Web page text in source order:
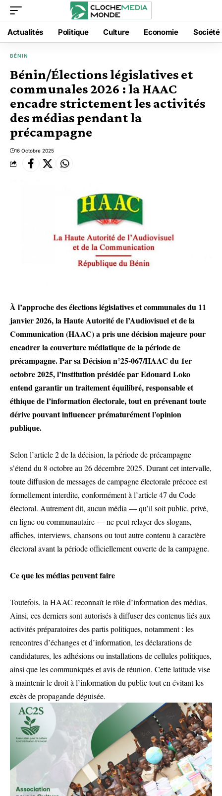
Actualités Politique Culture Economie Société
BÉNIN
Bénin/Élections législatives et
communales 2026 : la HAAC
encadre strictement les activités
des médias pendant la
précampagne
16 Octobre 2025
À l’approche des élections législatives et communales du 11
janvier 2026, la Haute Autorité de l’Audiovisuel et de la
Communication (HAAC) a pris une décision majeure pour
encadrer la couverture médiatique de la période de
précampagne. Par sa Décision n°25-067/HAAC du 1er
octobre 2025, l’institution présidée par Edouard Loko
entend garantir un traitement équilibré, responsable et
éthique de l’information électorale, tout en prévenant toute
dérive pouvant influencer prématurément l’opinion
publique.
Selon l’article 2 de la décision, la période de précampagne
s’étend du 8 octobre au 26 décembre 2025. Durant cet intervalle,
toute diffusion de messages de campagne électorale précoce est
formellement interdite, conformément à l’article 47 du Code
électoral. Autrement dit, aucun média — qu’il soit public, privé,
en ligne ou communautaire — ne peut relayer des slogans,
affiches, interviews, chansons ou tout autre contenu à caractère
électoral avant la période officiellement ouverte de la campagne.
Ce que les médias peuvent faire
Toutefois, la HAAC reconnaît le rôle d’information des médias.
Ainsi, ces derniers sont autorisés à diffuser des contenus liés aux
activités préparatoires des partis politiques, notamment : les
rencontres d’échanges et d’information, les déclarations de
candidatures, les adhésions ou installations de cellules politiques,
ainsi que les communiqués et avis de réunion. Cette latitude vise
à maintenir le droit à l’information du public tout en évitant les
excès de propagande déguisée.